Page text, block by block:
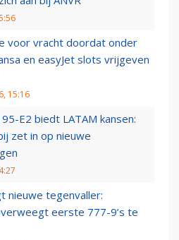
voor vracht doordat onder
en easyJet slots vrijgeven
15:16
E2 biedt LATAM kansen:
zet in op nieuwe
nieuwe tegenvaller:
eerste 777-9’s te